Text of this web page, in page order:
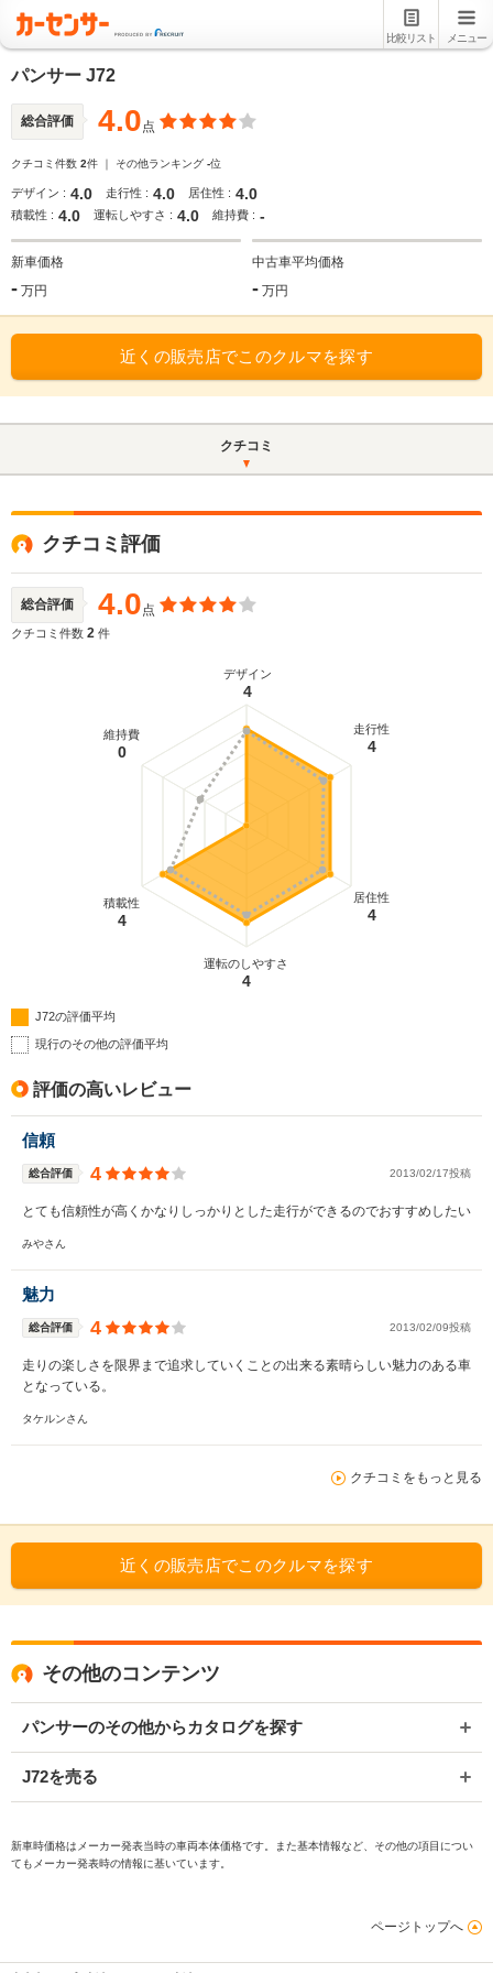
比較リスト メニュー
パンサー J72
総合評価 4.0点
クチコミ件数 2件 ｜ その他ランキング -位
デザイン : 4.0 走行性 : 4.0 居住性 : 4.0
積載性 : 4.0 運転しやすさ : 4.0 維持費 : -
新車価格
- 万円
中古車平均価格
- 万円
近くの販売店でこのクルマを探す
クチコミ
クチコミ評価
総合評価 4.0点
クチコミ件数 2 件
デザイン
4
走行性
4
居住性
4
運転のしやすさ
4
積載性
4
維持費
0
J72の評価平均
現行のその他の評価平均
評価の高いレビュー
信頼
総合評価 4 2013/02/17投稿
とても信頼性が高くかなりしっかりとした走行ができるのでおすすめしたい
みやさん
魅力
総合評価 4 2013/02/09投稿
走りの楽しさを限界まで追求していくことの出来る素晴らしい魅力のある車
となっている。
タケルンさん
クチコミをもっと見る
近くの販売店でこのクルマを探す
その他のコンテンツ
パンサーのその他からカタログを探す
J72を売る
新車時価格はメーカー発表当時の車両本体価格です。また基本情報など、その他の項目につい
てもメーカー発表時の情報に基いています。
ページトップへ